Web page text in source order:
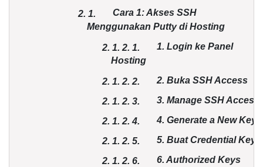
2. 1.
Cara 1: Akses SSH
Menggunakan Putty di Hosting
2. 1. 2. 1.
1. Login ke Panel
Hosting
2. 1. 2. 2. 2. Buka SSH Access
2. 1. 2. 3. 3. Manage SSH Access
2. 1. 2.4. 4. Generate a New Key
2. 1. 2. 5. 5. Buat Credential Key
2. 1. 2. 6. 6. Authorized Keys